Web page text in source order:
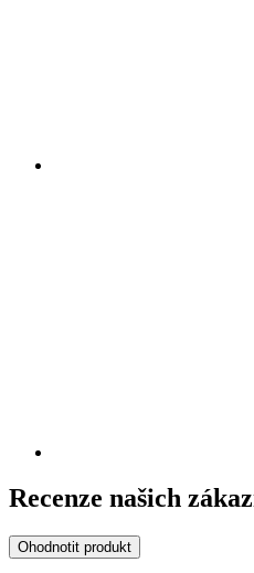
Recenze našich
Ohodnotit produkt